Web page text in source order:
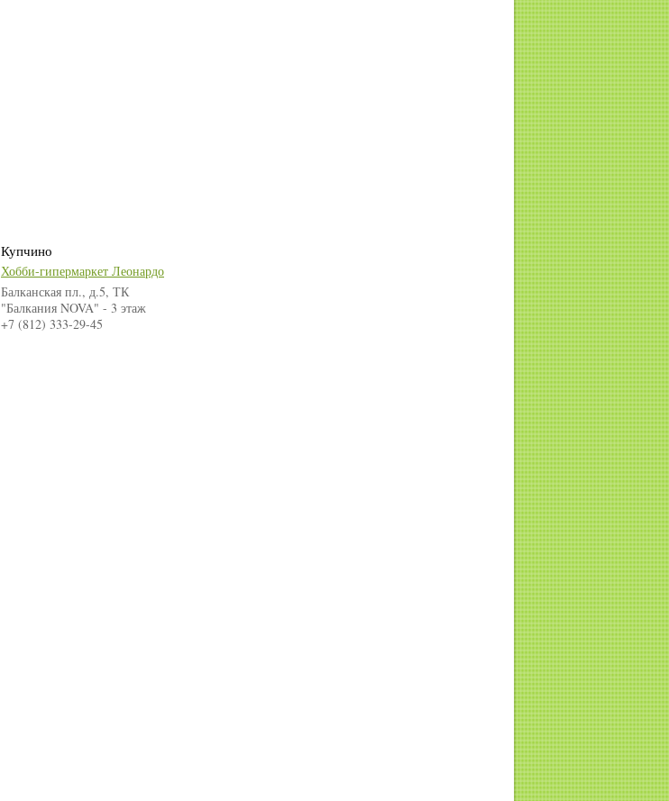
Купчино
Хобби-гипермаркет Леонардо
Балканская пл., д.5, ТК
"Балкания NOVA" - 3 этаж
+7 (812) 333-29-45